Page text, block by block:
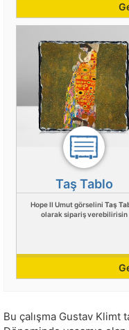
Taş Tablo
Hope II Umut görselini Taş
olarak sipariş verebilirisin
Bu çalışma Gustav Klimt